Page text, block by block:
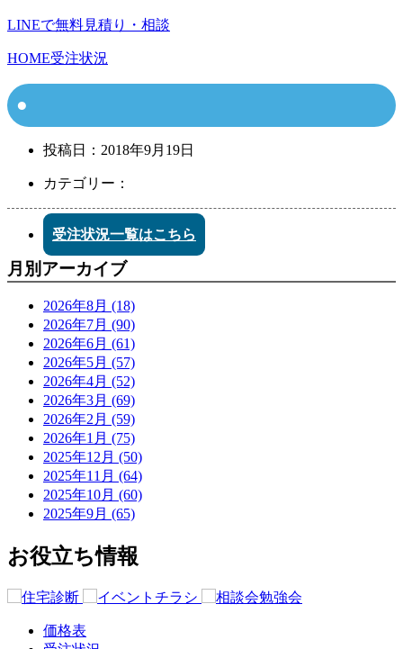
LINEで無料見積り・相談
HOME受注状況
投稿日： 2018年9月19日
カテゴリー：
受注状況一覧はこちら
月別アーカイブ
2026年8月 (18)
2026年7月 (90)
2026年6月 (61)
2026年5月 (57)
2026年4月 (52)
2026年3月 (69)
2026年2月 (59)
2026年1月 (75)
2025年12月 (50)
2025年11月 (64)
2025年10月 (60)
2025年9月 (65)
お役立ち情報
価格表